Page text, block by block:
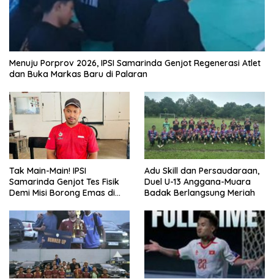
Menuju Porprov 2026, IPSI Samarinda Genjot Regenerasi Atlet
dan Buka Markas Baru di Palaran
Tak Main-Main! IPSI
Samarinda Genjot Tes Fisik
Demi Misi Borong Emas di
Adu Skill dan Persaudaraan,
Duel U-13 Anggana-Muara
Badak Berlangsung Meriah